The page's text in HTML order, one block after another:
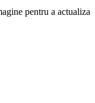
pentru a actualiza